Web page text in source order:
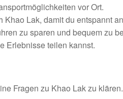
vor Ort.
Lak, damit du entspannt
zu sparen und bequem zu
Erlebnisse teilen kannst.
Fragen zu Khao Lak zu